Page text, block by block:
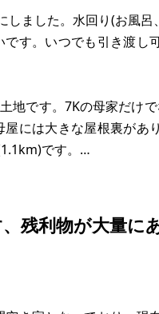
しました。水回り(お風
す。いつでも引き渡し
地です。7Kの母家だけ
には大きな屋根裏があ
です。
残利物が大量に